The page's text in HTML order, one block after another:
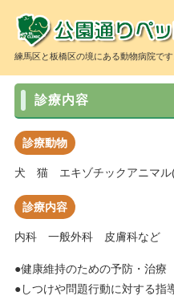
練馬区と板橋区の境にある動物病院です
当院の診療方針
ペットホテル
診療内容
診療動物
犬 猫 エキゾチックアニマル
診療内容
内科 一般外科 皮膚科など
●健康維持のための予防・治療
●しつけや問題行動に対する指